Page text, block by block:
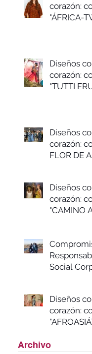
corazón:
"ÁFRICA-
Diseños
corazón:
"TUTTI
Diseños
corazón:
FLOR DE
Diseños
corazón:
"CAMINO
Social
Diseños
corazón:
2022/23
Archivo